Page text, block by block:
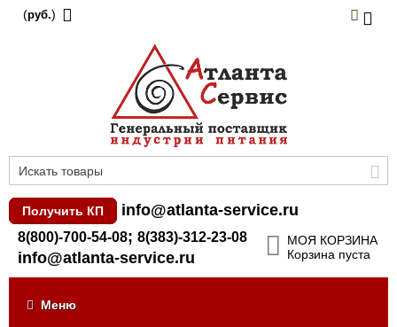
(руб.)
Получить КП info@atlanta-service.ru
8(800)-700-54-08; 8(383)-312-23-08
info@atlanta-service.ru
МОЯ КОРЗИНА
Корзина пуста
Меню